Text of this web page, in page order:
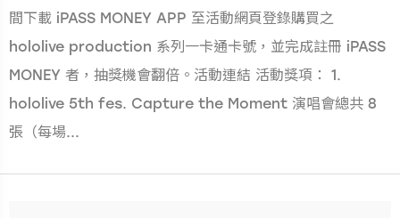
間下載 iPASS MONEY APP 至活動網頁登錄購買之
hololive production 系列一卡通卡號，並完成註冊 iPASS
MONEY 者，抽獎機會翻倍。活動連結 活動獎項： 1.
hololive 5th fes. Capture the Moment 演唱會總共 8
張（每場...